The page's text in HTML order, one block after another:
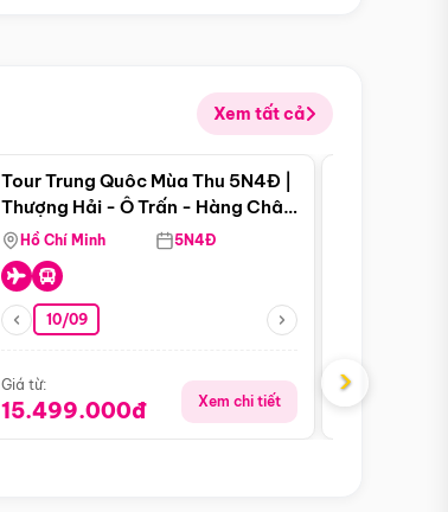
Xem tất cả
Điểm nổi bật
Tour Trung Quôc Mùa Thu 5N4Đ |
Thượng Hải - Ô Trấn - Hàng Châu
(Tour Không Shopping)
Hồ Chí Minh 5N4Đ
10/09
Giá từ:
15.499.000đ Xem chi tiết
Giá từ:
›